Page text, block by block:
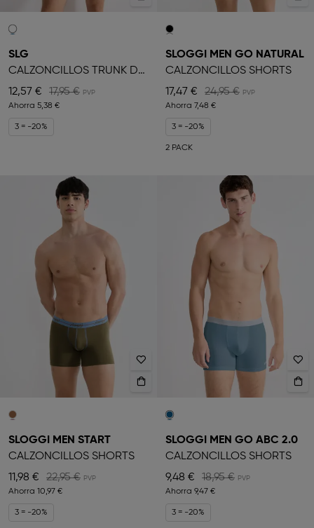
SLG
CALZONCILLOS TRUNK DE HOMBRE
12,57 €
17,95 €
Ahorra 5,38 €
3 = -20%
SLOGGI MEN GO NATURAL
CALZONCILLOS SHORTS
17,47 €
24,95 €
Ahorra 7,48 €
3 = -20%
2 PACK
SLOGGI MEN START
CALZONCILLOS SHORTS
11,98 €
22,95 €
Ahorra 10,97 €
3 = -20%
SLOGGI MEN GO ABC 2.0
CALZONCILLOS SHORTS
9,48 €
18,95 €
Ahorra 9,47 €
3 = -20%